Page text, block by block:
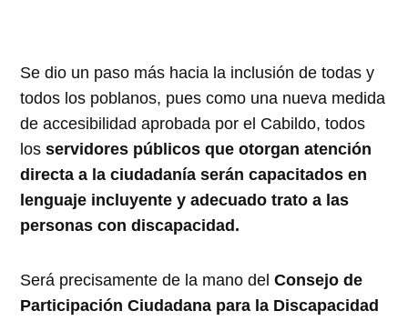
Se dio un paso más hacia la inclusión de todas y
todos los poblanos, pues como una nueva medida
de accesibilidad aprobada por el Cabildo, todos
losservidores públicos que otorgan atención
directa a la ciudadanía serán capacitados en
lenguaje incluyente y adecuado trato a las
personas con discapacidad.
Será precisamente de la mano delConsejo de
Participación Ciudadana para la Discapacidad